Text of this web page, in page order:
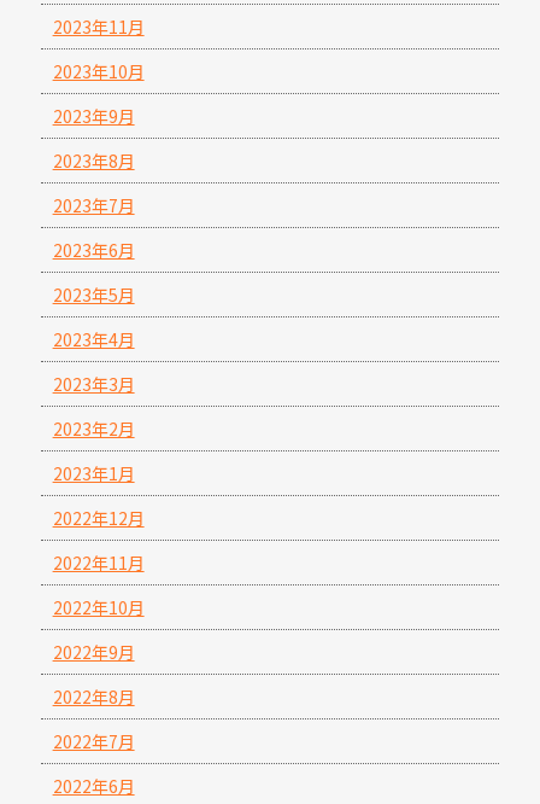
2023年11月
2023年10月
2023年9月
2023年8月
2023年7月
2023年6月
2023年5月
2023年4月
2023年3月
2023年2月
2023年1月
2022年12月
2022年11月
2022年10月
2022年9月
2022年8月
2022年7月
2022年6月